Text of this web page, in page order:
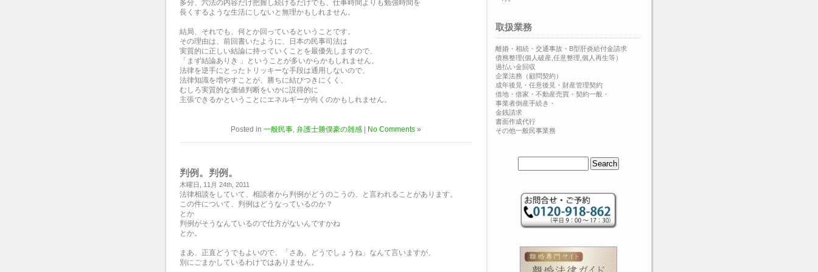
多分、六法の内容だけ把握し続けるだけでも、仕事時間よりも勉強時間を
長くするような生活にしないと無理かもしれません。
結局、それでも、何とか回っているということです。
その理由は、前回書いたように、日本の民事司法は
実質的に正しい結論に持っていくことを最優先しますので、
「まず結論ありき 」ということが多いからかもしれません。
法律を逆手にとったトリッキーな手段は通用しないので、
法律知識を増やすことが、勝ちに結びつきにくく、
むしろ実質的な価値判断をいかに説得的に
主張できるかということにエネルギーが向くのかもしれません。
Posted in 一般民事, 弁護士勝俣豪の雑感| No Comments »
判例。判例。
木曜日, 11月 24th, 2011
法律相談をしていて、相談者から判例がどうのこうの、と言われることがあります。
この件について、判例はどうなっているのか？
とか
判例がそうなんているので仕方がないんですかね
とか。
まあ、正直どうでもよいので、「さあ、どうでしょうね」なんて言いますが、
別にごまかしているわけではありません。
取扱業務
離婚・相続・交通事故・B型肝炎給付金請求
債務整理(個人破産,任意整理,個人再生等）
過払い金回収
企業法務（顧問契約）
成年後見・任意後見・財産管理契約
借地・借家・不動産売買・契約一般・
事業者倒産手続き・
金銭請求
書面作成代行
その他一般民事業務